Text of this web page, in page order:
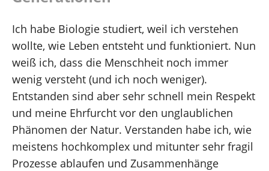
Forschung und Innovation
Bundestag
Hagen und südlicher Ennepe-Ruhr-Kreis
Über mich
Kontakt
Ich habe Biologie studiert, weil ich verstehen
wollte, wie Leben entsteht und funktioniert. Nun
weiß ich, dass die Menschheit noch immer
wenig versteht (und ich noch weniger).
Entstanden sind aber sehr schnell mein Respekt
und meine Ehrfurcht vor den unglaublichen
Phänomen der Natur. Verstanden habe ich, wie
meistens hochkomplex und mitunter sehr fragil
Prozesse ablaufen und Zusammenhänge